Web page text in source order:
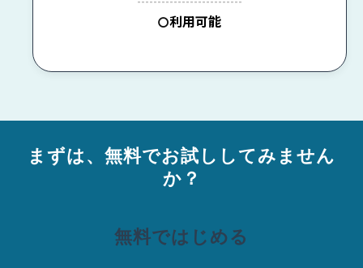
〇利用可能
まずは、無料でお試ししてみません
か？
無料ではじめる